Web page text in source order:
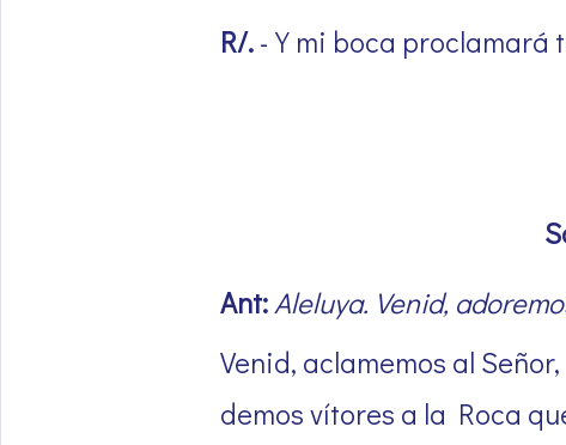
R/.-Y mi boca proclamará
Ant:Aleluya. Venid,
Venid, aclamemos al Señor,
demos vítores a la Roca